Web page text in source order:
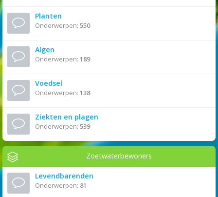
Planten
Onderwerpen: 550
Algen
Onderwerpen: 189
Voedsel
Onderwerpen: 138
Ziekten en plagen
Onderwerpen: 539
Zoetwaterbewoners
Levendbarenden
Onderwerpen: 81